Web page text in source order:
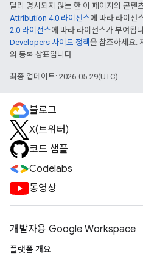
달리 명시되지 않는 한 이 페이지의 콘텐
Attribution 4.0 라이선스에 따라 라이선
2.0 라이선스에 따라 라이선스가 부여됩
Developers 사이트 정책을 참조하세요.
의 등록 상표입니다.
최종 업데이트: 2026-05-29(UTC)
블로그
X(트위터)
코드 샘플
Codelabs
동영상
개발자용 Google Workspace
플랫폼 개요